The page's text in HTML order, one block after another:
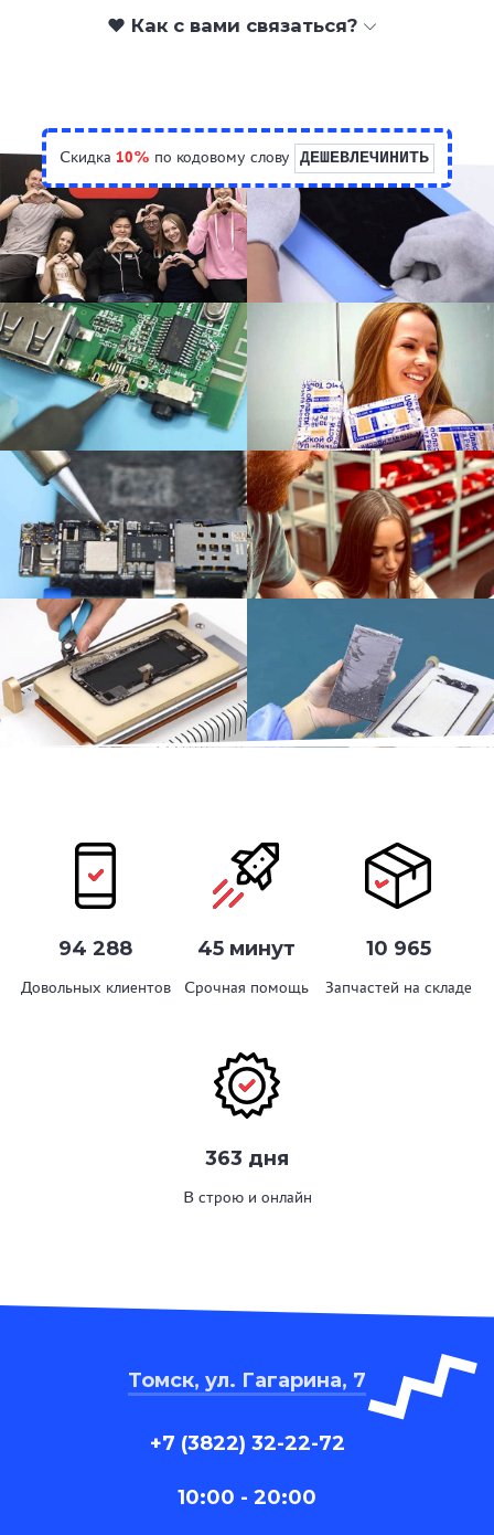
❤️ Как с вами связаться?
Скидка 10% по кодовому слову ДЕШЕВЛЕЧИНИТЬ
94 288
Довольных клиентов
45 минут
Срочная помощь
10 965
Запчастей на складе
363 дня
В строю и онлайн
Томск, ул. Гагарина, 7
+7 (3822) 32-22-72
10:00 - 20:00